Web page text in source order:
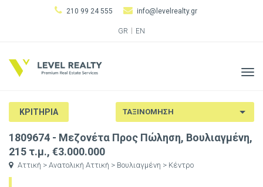
210 99 24 555 info@levelrealty.gr
GR EN
1809674 - Μεζονέτα Προς Πώληση, Βουλιαγμένη,
215 τ.μ., €3.000.000
Αττική > Ανατολική Αττική > Βουλιαγμένη > Κέντρο
ΚΡΙΤΗΡΙΑ